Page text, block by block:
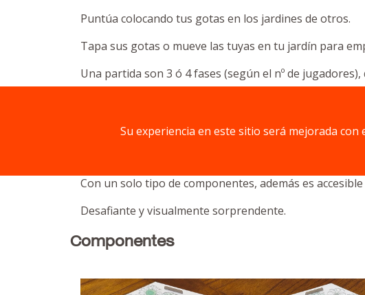
Puntúa colocando tus gotas en los jardines de otros.
Tapa sus gotas o mueve las tuyas en tu jardín para
Una partida son 3 ó 4 fases (según el nº de
Compite en una experiencia inmersiva, con interacción
Con un solo tipo de componentes, además es
Desafiante y visualmente sorprendente.
Componentes
Su experiencia en este sitio será mejorada con